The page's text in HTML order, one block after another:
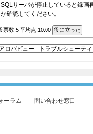
SQLサーバが停止していると録
か確認してください。
票数:5 平均点:10.00
ーラム 問い合わせ窓口